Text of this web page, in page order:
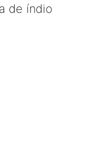
de índio